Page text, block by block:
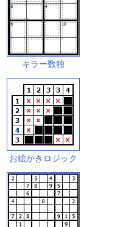
キラー数独
お絵かきロジック